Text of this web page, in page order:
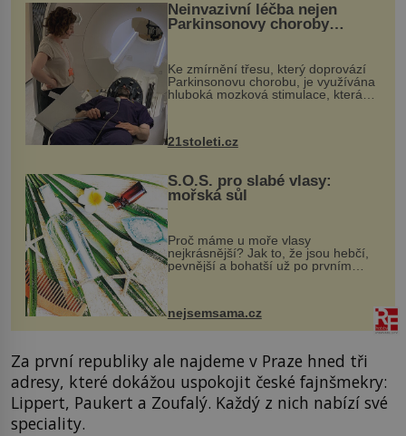
Neinvazivní léčba nejen
Parkinsonovy choroby
Ke zmírnění třesu, který doprovází
Parkinsonovu chorobu, je využívána
hluboká mozková stimulace, která
však vyžaduje vysoce invazivní
zákrok. Ultrazvuk zase není vhodný
k dostatečně přesnému zacílení ...
21stoleti.cz
S.O.S. pro slabé vlasy:
mořská sůl
Proč máme u moře vlasy
nejkrásnější? Jak to, že jsou hebčí,
pevnější a bohatší už po prvním
vlasy. ...
nejsemsama.cz
Za první republiky ale najdeme v Praze hned tři
adresy, které dokážou uspokojit české fajnšmekry:
Lippert, Paukert a Zoufalý. Každý z nich nabízí své
speciality.